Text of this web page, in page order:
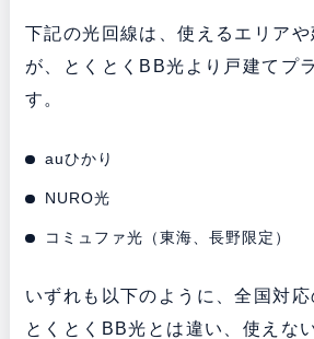
下記の光回線は、使えるエリア
が、とくとくBB光より戸建てプ
す。
auひかり
NURO光
コミュファ光（東海、長野限定）
いずれも以下のように、全国対
とくとくBB光とは違い、使えな